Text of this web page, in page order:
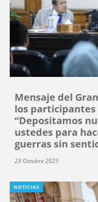
Mensaje del
los participantes
“Depositamos
ustedes para
guerras sin
23 Octubre 2025
NOTICIAS